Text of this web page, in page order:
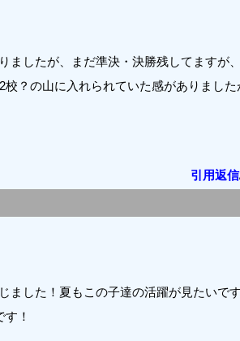
したが、まだ準決・決勝残してますが
？の山に入れられていた感がありまし
引用返信
した！夏もこの子達の活躍が見たいで
！